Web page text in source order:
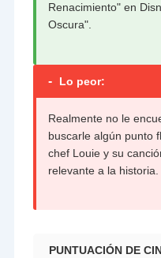
Renacimiento" en
Oscura".
- Lo peor:
Realmente no le
buscarle algún punto
chef Louie y su
relevante a la historia.
PUNTUACIÓN DE